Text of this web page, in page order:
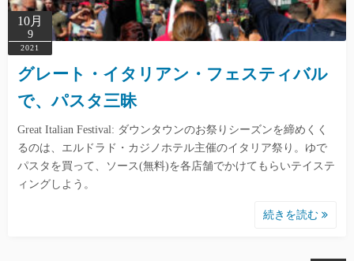
10月
9
2021
グレート・イタリアン・フェスティバル
で、パスタ三昧
Great Italian Festival: ダウンタウンのお祭りシーズンを締めくく
るのは、エルドラド・カジノホテル主催のイタリア祭り。ゆで
パスタを買って、ソース(無料)を各店舗でかけてもらいテイステ
ィングしよう。
続きを読む